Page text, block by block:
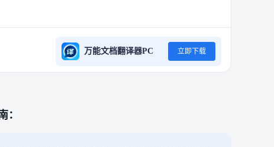
万能文档翻译器PC 立即下载